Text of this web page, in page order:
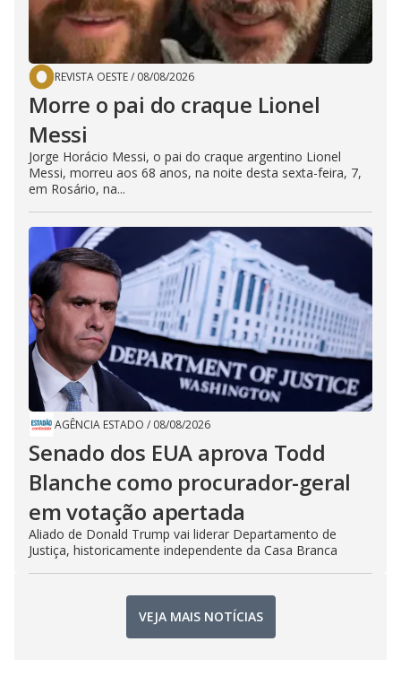
REVISTA OESTE/ 08/08/2026
Morre o pai do craque Lionel
Messi
Jorge Horácio Messi, o pai do craque argentino Lionel
Messi, morreu aos 68 anos, na noite desta sexta-feira, 7,
em Rosário, na...
AGÊNCIA ESTADO / 08/08/2026
Senado dos EUA aprova Todd
Blanche como procurador-geral
em votação apertada
Aliado de Donald Trump vai liderar Departamento de
Justiça, historicamente independente da Casa Branca
VEJA MAIS NOTÍCIAS